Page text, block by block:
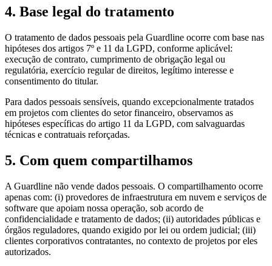
4. Base legal do tratamento
O tratamento de dados pessoais pela Guardline ocorre com base nas
hipóteses dos artigos 7º e 11 da LGPD, conforme aplicável:
execução de contrato, cumprimento de obrigação legal ou
regulatória, exercício regular de direitos, legítimo interesse e
consentimento do titular.
Para dados pessoais sensíveis, quando excepcionalmente tratados
em projetos com clientes do setor financeiro, observamos as
hipóteses específicas do artigo 11 da LGPD, com salvaguardas
técnicas e contratuais reforçadas.
5. Com quem compartilhamos
A Guardline não vende dados pessoais. O compartilhamento ocorre
apenas com: (i) provedores de infraestrutura em nuvem e serviços de
software que apoiam nossa operação, sob acordo de
confidencialidade e tratamento de dados; (ii) autoridades públicas e
órgãos reguladores, quando exigido por lei ou ordem judicial; (iii)
clientes corporativos contratantes, no contexto de projetos por eles
autorizados.